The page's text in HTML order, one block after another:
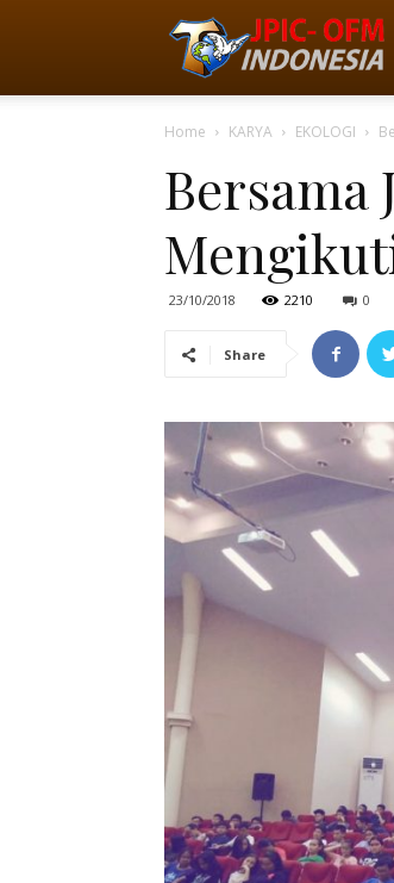
Home KARYA EKOLOGI
Bersama
23/10/2018 2210 0
Share